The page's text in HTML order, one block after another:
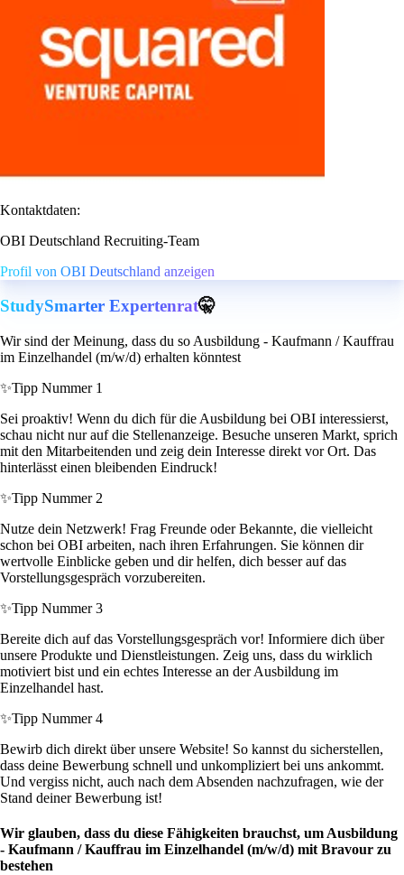
Kontaktdaten:
OBI Deutschland Recruiting-Team
Profil von OBI Deutschland anzeigen
StudySmarter Expertenrat🤫
Wir sind der Meinung, dass du so Ausbildung - Kaufmann / Kauffrau
im Einzelhandel (m/w/d) erhalten könntest
✨Tipp Nummer 1
Sei proaktiv! Wenn du dich für die Ausbildung bei OBI interessierst,
schau nicht nur auf die Stellenanzeige. Besuche unseren Markt, sprich
mit den Mitarbeitenden und zeig dein Interesse direkt vor Ort. Das
hinterlässt einen bleibenden Eindruck!
✨Tipp Nummer 2
Nutze dein Netzwerk! Frag Freunde oder Bekannte, die vielleicht
schon bei OBI arbeiten, nach ihren Erfahrungen. Sie können dir
wertvolle Einblicke geben und dir helfen, dich besser auf das
Vorstellungsgespräch vorzubereiten.
✨Tipp Nummer 3
Bereite dich auf das Vorstellungsgespräch vor! Informiere dich über
unsere Produkte und Dienstleistungen. Zeig uns, dass du wirklich
motiviert bist und ein echtes Interesse an der Ausbildung im
Einzelhandel hast.
✨Tipp Nummer 4
Bewirb dich direkt über unsere Website! So kannst du sicherstellen,
dass deine Bewerbung schnell und unkompliziert bei uns ankommt.
Und vergiss nicht, auch nach dem Absenden nachzufragen, wie der
Stand deiner Bewerbung ist!
Wir glauben, dass du diese Fähigkeiten brauchst, um Ausbildung
- Kaufmann / Kauffrau im Einzelhandel (m/w/d) mit Bravour zu
bestehen